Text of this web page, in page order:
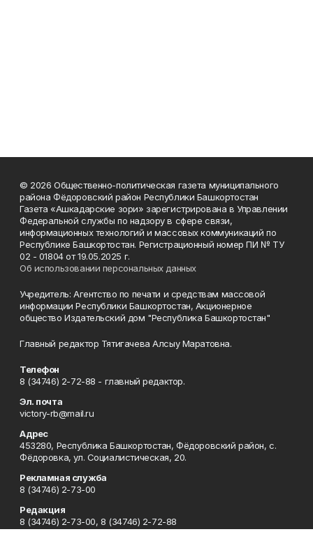
© 2026 Общественно-политическая газета муниципального
района Фёдоровский район Республики Башкортостан
Газета «Ашкадарские зори» зарегистрирована в Управлении
Федеральной службы по надзору в сфере связи,
информационных технологий и массовых коммуникаций по
Республике Башкортостан. Регистрационный номер ПИ № ТУ
02 - 01804 от 19.05.2025 г.
Об использовании персональных данных
Учредитель: Агентство по печати и средствам массовой
информации Республики Башкортостан, Акционерное
общество Издательский дом "Республика Башкортостан"
Главный редактор Тятигачева Алсыу Маратовна.
Телефон
8 (34746) 2-72-88 - главный редактор.
Эл. почта
victory-rb@mail.ru
Адрес
453280, Республика Башкортостан, Фёдоровский район, с.
Фёдоровка, ул. Социалистическая, 20.
Рекламная служба
8 (34746) 2-73-00
Редакция
8 (34746) 2-73-00, 8 (34746) 2-72-88